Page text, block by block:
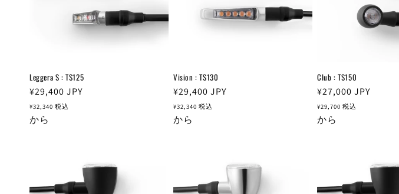
Leggera S : TS125
通
常
価
¥29,400 JPY
¥32,340 税込
から
Vision : TS130
通
常
価
¥29,400 JPY
¥32,340 税込
から
Club : TS150
通
常
価
¥27,000 JPY
¥29,700 税込
から